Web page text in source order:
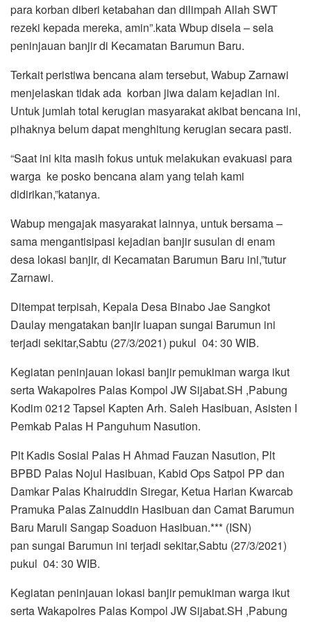
para korban diberi ketabahan dan dilimpah Allah SWT
rezeki kepada mereka, amin”.kata Wbup disela – sela
peninjauan banjir di Kecamatan Barumun Baru.
Terkait peristiwa bencana alam tersebut, Wabup Zarnawi
menjelaskan tidak ada korban jiwa dalam kejadian ini.
Untuk jumlah total kerugian masyarakat akibat bencana ini,
pihaknya belum dapat menghitung kerugian secara pasti.
“Saat ini kita masih fokus untuk melakukan evakuasi para
warga ke posko bencana alam yang telah kami
didirikan,”katanya.
Wabup mengajak masyarakat lainnya, untuk bersama –
sama mengantisipasi kejadian banjir susulan di enam
desa lokasi banjir, di Kecamatan Barumun Baru ini,”tutur
Zarnawi.
Ditempat terpisah, Kepala Desa Binabo Jae Sangkot
Daulay mengatakan banjir luapan sungai Barumun ini
terjadi sekitar,Sabtu (27/3/2021) pukul 04: 30 WIB.
Kegiatan peninjauan lokasi banjir pemukiman warga ikut
serta Wakapolres Palas Kompol JW Sijabat.SH ,Pabung
Kodim 0212 Tapsel Kapten Arh. Saleh Hasibuan, Asisten I
Pemkab Palas H Panguhum Nasution.
Plt Kadis Sosial Palas H Ahmad Fauzan Nasution, Plt
BPBD Palas Nojul Hasibuan, Kabid Ops Satpol PP dan
Damkar Palas Khairuddin Siregar, Ketua Harian Kwarcab
Pramuka Palas Zainuddin Hasibuan dan Camat Barumun
Baru Maruli Sangap Soaduon Hasibuan.*** (ISN)
pan sungai Barumun ini terjadi sekitar,Sabtu (27/3/2021)
pukul 04: 30 WIB.
Kegiatan peninjauan lokasi banjir pemukiman warga ikut
serta Wakapolres Palas Kompol JW Sijabat.SH ,Pabung